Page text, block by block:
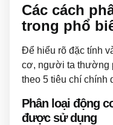
Các cách
trong phổ
Để hiểu rõ đặc tính
cơ, người ta thường
theo 5 tiêu chí chính
Phân loại động
được sử dụng